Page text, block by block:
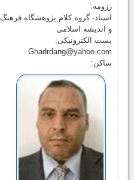
رزومه:
استاد- گروه کلام پژوهشگاه فرهنگ
و اندیشه اسلامی
پست الکترونیکی:
Ghadrdang@yahoo.com
ساکن: